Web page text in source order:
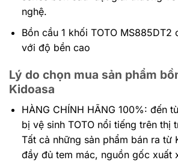
nghệ.
Bồn cầu 1 khối TOTO MS885DT2
với độ bền cao
Lý do chọn mua sản phẩm
Kidoasa
HÀNG CHÍNH HÃNG 100%: đến
bị vệ sinh TOTO nổi tiếng trên thị
Tất cả những sản phẩm bán ra từ
đầy đủ tem mác, nguồn gốc xuất